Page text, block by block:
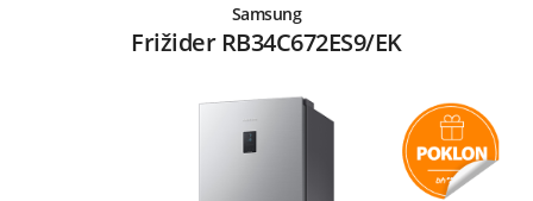
Samsung
Frižider RB34C672ES9/EK